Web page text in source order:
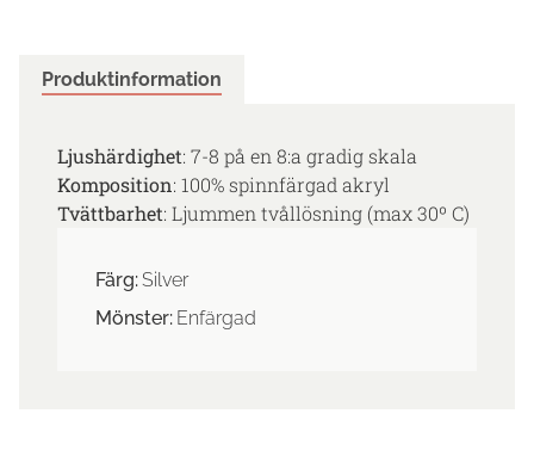
Produktinformation
Ljushärdighet: 7-8 på en 8:a gradig skala
Komposition: 100% spinnfärgad akryl
Tvättbarhet: Ljummen tvållösning (max 30º C)
Färg:Silver
Mönster: Enfärgad